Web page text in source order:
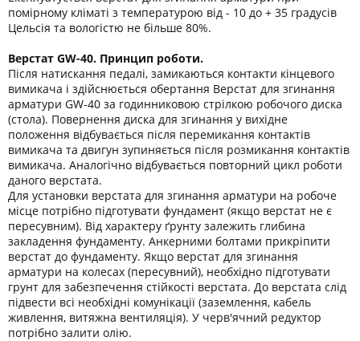
помірному кліматі з температурою від - 10 до + 35 градусів
Цельсія та вологістю не більше 80%.
Верстат GW-40. Принцип роботи.
Після натискання педалі, замикаються контакти кінцевого
вимикача і здійснюється обертання Верстат для згинання
арматури GW-40 за годинниковою стрілкою робочого диска
(стола). Повернення диска для згинання у вихідне
положення відбувається після перемикання контактів
вимикача та двигун зупиняється після розмикання контактів
вимикача. Аналогічно відбувається повторний цикл роботи
даного верстата.
Для установки верстата для згинання арматури на робоче
місце потрібно підготувати фундамент (якщо верстат не є
пересувним). Від характеру ґрунту залежить глибина
закладення фундаменту. Анкерними болтами прикріпити
верстат до фундаменту. Якщо верстат для згинання
арматури на колесах (пересувний), необхідно підготувати
грунт для забезпечення стійкості верстата. До верстата слід
підвести всі необхідні комунікації (заземлення, кабель
живлення, витяжна вентиляція). У черв'ячний редуктор
потрібно залити олію.